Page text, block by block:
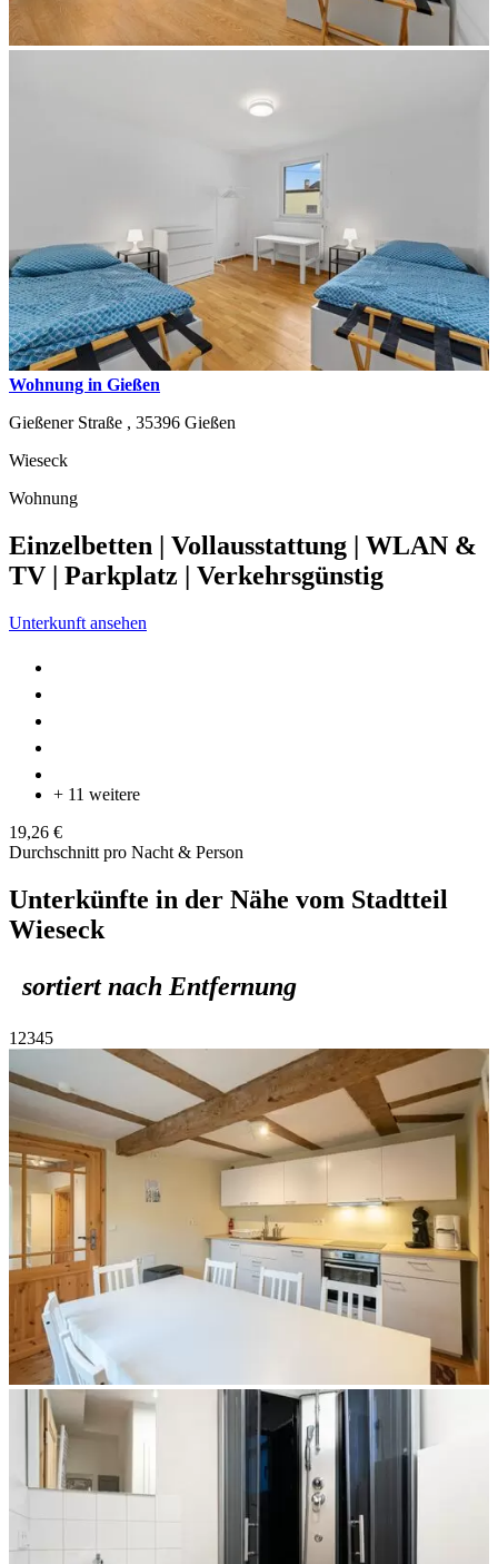
Wohnung in Gießen
Gießener Straße , 35396 Gießen
Wieseck
Wohnung
Einzelbetten | Vollausstattung | WLAN &
TV | Parkplatz | Verkehrsgünstig
Unterkunft ansehen
+ 11 weitere
19,26 €
Durchschnitt pro Nacht & Person
Unterkünfte in der Nähe vom Stadtteil
Wieseck
sortiert nach Entfernung
1 2345